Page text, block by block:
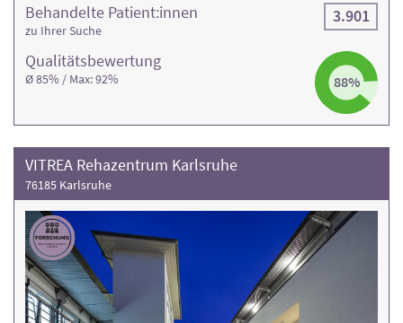
Qualitäts­bewertung
Ø 85% / Max: 92% 88%
Behandelte Patient:innen
zu Ihrer Suche
3.901
VITREA Rehazentrum Karlsruhe
76185 Karlsruhe